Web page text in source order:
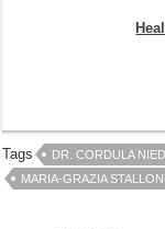
Tags DR. CORDULA
MARIA-GRAZIA